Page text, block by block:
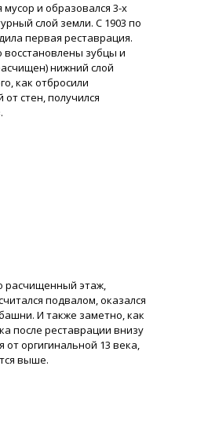
мусор и образовался 3-х
слой земли. С 1903 по
первая реставрация.
зубцы и
нижний слой
как отбросили
от стен, получился
расчищенный этаж,
подвалом, оказался
И также заметно, как
после реставрации внизу
от оргигинальной 13 века,
выше.